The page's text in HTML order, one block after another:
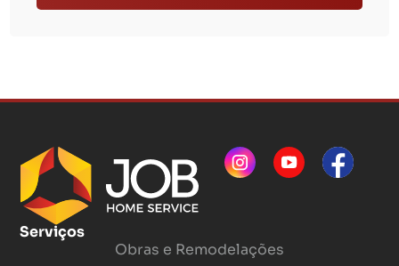
Serviços
Obras e Remodelações